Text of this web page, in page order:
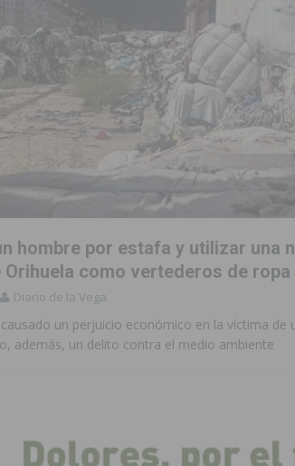
al CEIP nº 2 de Catral dentro del Plan Edificant
especializado en el robo de vehículos de alta
de 55 personas desempleadas a través de seis
incendios e inundaciones por el estado de sus
de la CV-95, clave para Torrevieja
a sus Fiestas 2026
COMARCA
de la Corte 2026
de San Joaquín 2026 con un multitudinario
vivienda de un quinto piso en Callosa de Segura
noche de emoción, tradición y celebración
hombre por estafa y utilizar una
Orihuela como vertederos de ropa
Diario de la Vega
un perjuicio económico en la víctima de
además, un delito contra el medio ambiente